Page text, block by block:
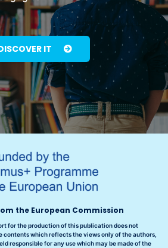
IT
the European Commission
for the production of this publication does not
contents which reflects the views only of the authors,
responsible for any use which may be made of the